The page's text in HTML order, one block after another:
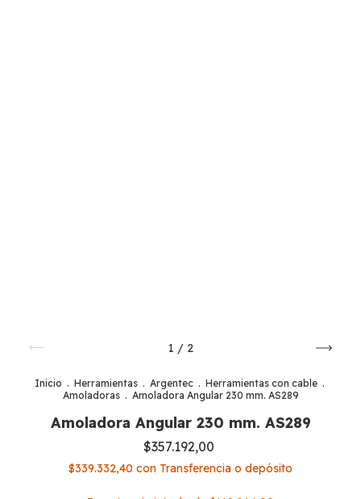
1 / 2
Inicio . Herramientas . Argentec . Herramientas con cable .
Amoladoras . Amoladora Angular 230 mm. AS289
Amoladora Angular 230 mm. AS289
$357.192,00
$339.332,40 con Transferencia o depósito